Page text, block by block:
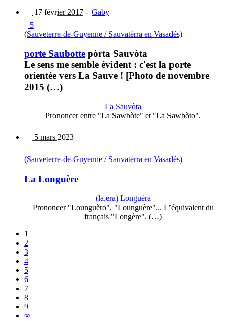
17 février 2017 - Gaby
| 5
(Sauveterre-de-Guyenne / Sauvatèrra en Vasadés)
porte Saubotte pòrta Sauvòta
Le sens me semble évident : c'est la porte
orientée vers La Sauve ! [Photo de novembre
2015 (…)
La Sauvòta
Prononcer entre "La Sawbòte" et "La Sawbòto".
5 mars 2023
(Sauveterre-de-Guyenne / Sauvatèrra en Vasadés)
La Longuère
(la,era) Longuèra
Prononcer "Lounguèro", "Lounguère"... L’équivalent du
français "Longère". (…)
1
2
3
4
5
6
7
8
9
∞